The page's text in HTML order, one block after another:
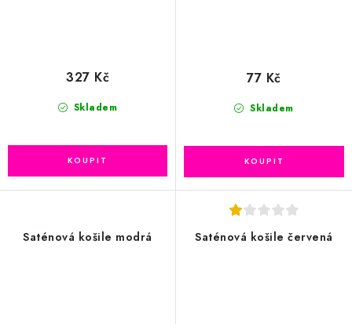
Skladem
327 Kč
Skladem
77 Kč
Saténová košile modrá Saténová košile červená